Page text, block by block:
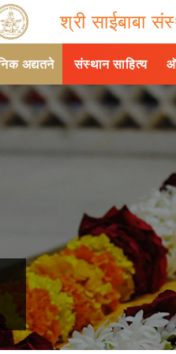
श्री साईबाबा
अद्यतने संस्थान साहित्य